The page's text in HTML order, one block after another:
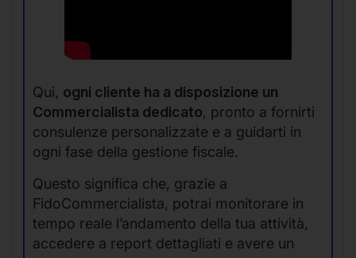
Qui, ogni cliente ha a disposizione un
Commercialista dedicato, pronto a fornirti
consulenze personalizzate e a guidarti in
ogni fase della gestione fiscale.
Questo significa che, grazie a
FidoCommercialista, potrai monitorare in
tempo reale l’andamento della tua attività,
accedere a report dettagliati e avere un